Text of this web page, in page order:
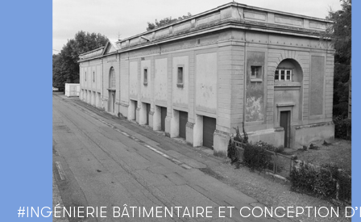
#INGÉNIERIE BÂTIMENTAIRE ET CONCEPTION